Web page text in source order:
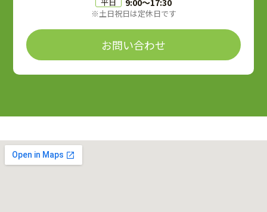
※土日祝日は定休日です
お問い合わせ